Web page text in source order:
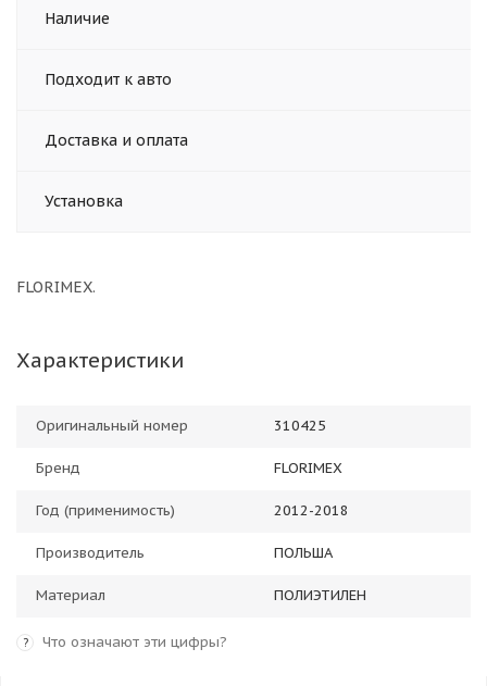
Наличие
Подходит к авто
Доставка и оплата
Установка
FLORIMEX.
Характеристики
Оригинальный номер 310425
Бренд FLORIMEX
Год (применимость) 2012-2018
Производитель ПОЛЬША
Материал ПОЛИЭТИЛЕН
? Что означают эти цифры?